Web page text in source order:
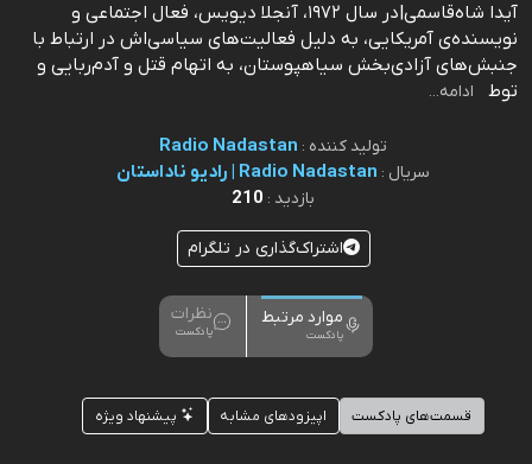
آیدا شاه‌قاسمی|در سال ۱۹۷۲، آنجلا دیویس، فعال اجتماعی و
نویسنده‌ی آمریکایی، به ‌دلیل فعالیت‌های سیاسی‌اش در ارتباط با
جنبش‌های آزادی‌بخش سیاهپوستان، به اتهام قتل و آدم‌ربایی و
توط
ادامه...
تولید کننده : Radio Nadastan
سریال : Radio Nadastan | رادیو ناداستان
بازدید : 210
اشتراک‌گذاری در تلگرام
موارد مرتبط
پادکست
نظرات
پادکست
قسمت‌های پادکست اپیزودهای مشابه پیشنهاد ویژه